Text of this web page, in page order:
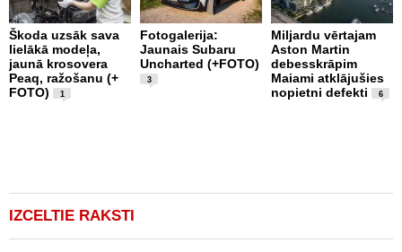
Škoda uzsāk sava
lielākā modeļa,
jaunā krosovera
Peaq, ražošanu (+
FOTO)
1
Fotogalerija:
Jaunais Subaru
Uncharted (+FOTO)
3
Miljardu vērtajam
Aston Martin
debesskrāpim
Maiami atklājušies
nopietni defekti
6
IZCELTIE RAKSTI